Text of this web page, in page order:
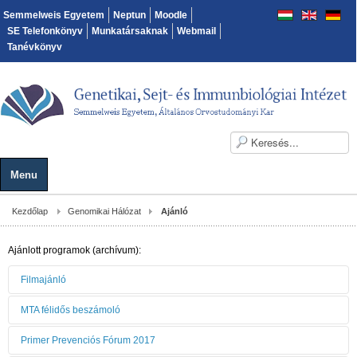
Semmelweis Egyetem Neptun
Moodle
SE Telefonkönyv
Munkatársaknak
Webmail
Tanévkönyv
Menu
Kezdőlap Genomikai Hálózat Ajánló
Ajánlott programok (archívum):
Filmajánló
Mamutagyar vadászoktól a mamutklónozásig
MTA félidős beszámoló
Az MTA Tantárgy-Pedagógia Kutatási Program
Primer Prevenciós Fórum 2017